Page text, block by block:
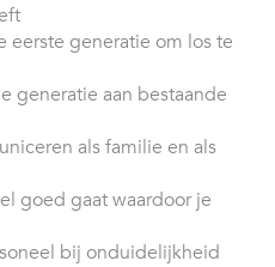
eerste generatie om los te
generatie aan bestaande
als familie en als
goed gaat waardoor je
bij onduidelijkheid